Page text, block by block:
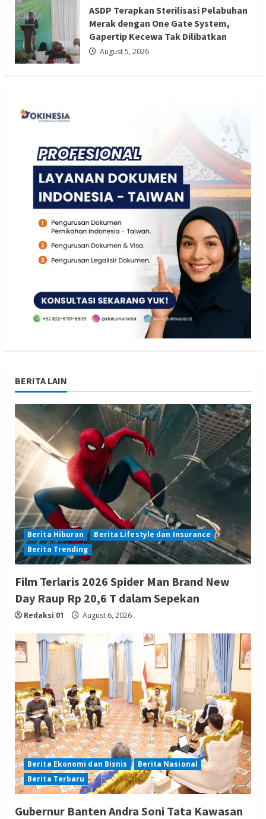
Gapertip Kecewa Tak Dilibatkan
Redaksi 01 August 5, 2026
ASDP Terapkan Sterilisasi Pelabuhan
Merak dengan One Gate System,
Gapertip Kecewa Tak Dilibatkan
August 5, 2026
BERITA LAIN
Berita Hiburan
Berita Lifestyle dan Insurance
Berita Trending
Film Terlaris 2026 Spider Man Brand New
Day Raup Rp 20,6 T dalam Sepekan
Redaksi 01 August 6, 2026
Berita Ekonomi dan Bisnis
Berita Nasional
Berita Terbaru
Gubernur Banten Andra Soni Tata Kawasan